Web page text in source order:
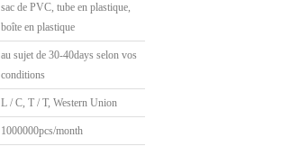
sac de PVC, tube en plastique,
boîte en plastique
au sujet de 30-40days selon vos
conditions
L / C, T / T, Western Union
1000000pcs/month